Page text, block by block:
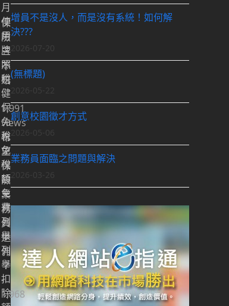
增員不是沒人，而是沒有系統！如何解
決???
(無標題)
2026-05-22
創意校園徵才方式
業務員面臨之問題與解決
2026-03-26
保
險
三
不
賠
-
1,991
views
希
望
保
險
業
務
員
退
佣
？
-
1,968
月
使
用
牌
照
稅
健
保
免
稅
免
稅
額
免
費
列
舉
列
舉
扣
除